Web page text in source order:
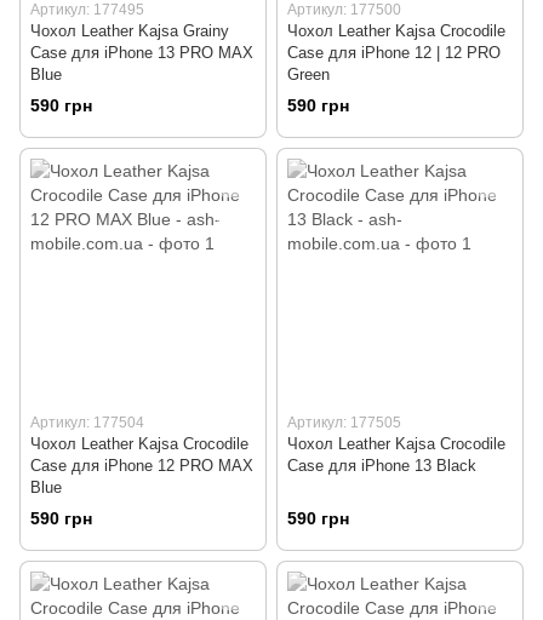
Артикул: 177495
Чохол Leather Kajsa Grainy
Сase для iPhone 13 PRO MAX
Blue
590 грн
Артикул: 177500
Чохол Leather Kajsa Crocodile
Case для iPhone 12 | 12 PRO
Green
590 грн
Артикул: 177504
Чохол Leather Kajsa Crocodile
Case для iPhone 12 PRO MAX
Blue
590 грн
Артикул: 177505
Чохол Leather Kajsa Crocodile
Case для iPhone 13 Black
590 грн